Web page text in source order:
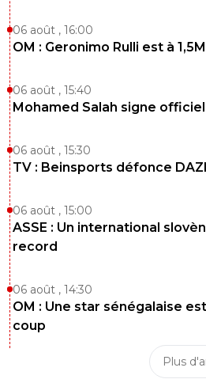
06 août , 16:00
OM : Geronimo Rulli est à
06 août , 15:40
Mohamed Salah signe
06 août , 15:30
TV : Beinsports défonce
06 août , 15:00
ASSE : Un international
record
06 août , 14:30
OM : Une star sénégalaise
coup
Plus